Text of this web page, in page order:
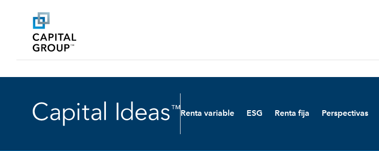
Renta variable ESG Renta fija Perspectivas